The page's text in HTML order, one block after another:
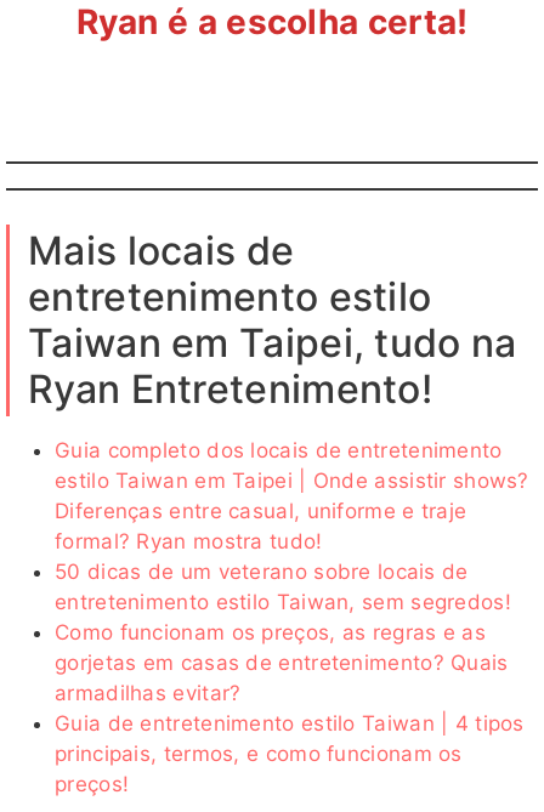
Ryan é a escolha certa!
Mais locais de
entretenimento estilo
Taiwan em Taipei, tudo na
Ryan Entretenimento!
Guia completo dos locais de entretenimento
estilo Taiwan em Taipei | Onde assistir shows?
Diferenças entre casual, uniforme e traje
formal? Ryan mostra tudo!
50 dicas de um veterano sobre locais de
entretenimento estilo Taiwan, sem segredos!
Como funcionam os preços, as regras e as
gorjetas em casas de entretenimento? Quais
armadilhas evitar?
Guia de entretenimento estilo Taiwan | 4 tipos
principais, termos, e como funcionam os
preços!